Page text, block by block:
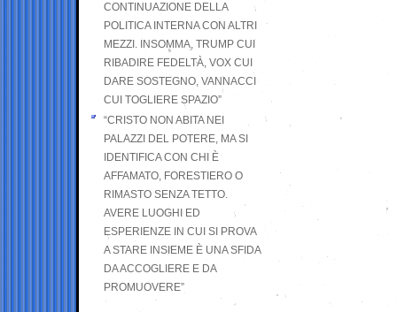
CONTINUAZIONE DELLA
POLITICA INTERNA CON ALTRI
MEZZI. INSOMMA, TRUMP CUI
RIBADIRE FEDELTÀ, VOX CUI
DARE SOSTEGNO, VANNACCI
CUI TOGLIERE SPAZIO”
“CRISTO NON ABITA NEI
PALAZZI DEL POTERE, MA SI
IDENTIFICA CON CHI È
AFFAMATO, FORESTIERO O
RIMASTO SENZA TETTO.
AVERE LUOGHI ED
ESPERIENZE IN CUI SI PROVA
A STARE INSIEME È UNA SFIDA
DA ACCOGLIERE E DA
PROMUOVERE”